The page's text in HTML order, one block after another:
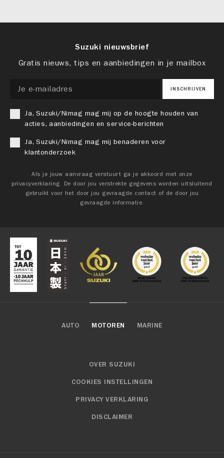
Suzuki nieuwsbrief
Gratis nieuws, tips en aanbiedingen in je mailbox
INSCHRIJVEN
Ja, Suzuki/Nimag mag mij op de hoogte houden van
acties, aanbiedingen en service-berichten
Ja, Suzuki/Nimag mag mij benaderen voor
klantonderzoek
Als je jouw aanvraag verstuurt ga je akkoord met onze
privacyverklaring. De door jou verstrekte gegevens worden uitsluitend
gebruikt voor het door jou gevraagde contact of de door jou
gevraagde informatie.
AUTO MOTOREN MARINE
OVER SUZUKI
COOKIES INSTELLINGEN
PRIVACY VERKLARING
DISCLAIMER